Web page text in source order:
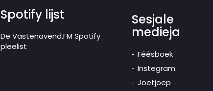
Spotify lijst
De Vastenavend.FM Spotify
pleelist
Sesjale
medieja
Féésboek
Instegram
Joetjoep